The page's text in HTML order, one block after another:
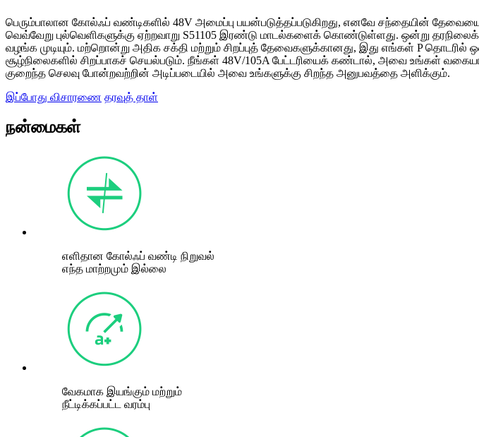
பெரும்பாலான கோல்ஃப் வண்டிகளில் 48V அமைப்பு பயன்படுத்தப்படுகிறது, எனவே சந்தையின்
வெவ்வேறு புல்வெளிகளுக்கு ஏற்றவாறு S51105 இரண்டு மாடல்களைக் கொண்டுள்ளது. ஒன்று
வழங்க முடியும். மற்றொன்று அதிக சக்தி மற்றும் சிறப்புத் தேவைகளுக்கானது, இது எங்கள் P தொடரில்
சூழ்நிலைகளில் சிறப்பாகச் செயல்படும். நீங்கள் 48V/105A பேட்டரியைக் கண்டால், அவை உங்கள்
குறைந்த செலவு போன்றவற்றின் அடிப்படையில் அவை உங்களுக்கு சிறந்த அனுபவத்தை அளிக்கும்.
இப்போது விசாரணை தரவுத் தாள்
நன்மைகள்
எளிதான கோல்ஃப் வண்டி நிறுவல்
எந்த மாற்றமும் இல்லை
வேகமாக இயங்கும் மற்றும்
நீட்டிக்கப்பட்ட வரம்பு